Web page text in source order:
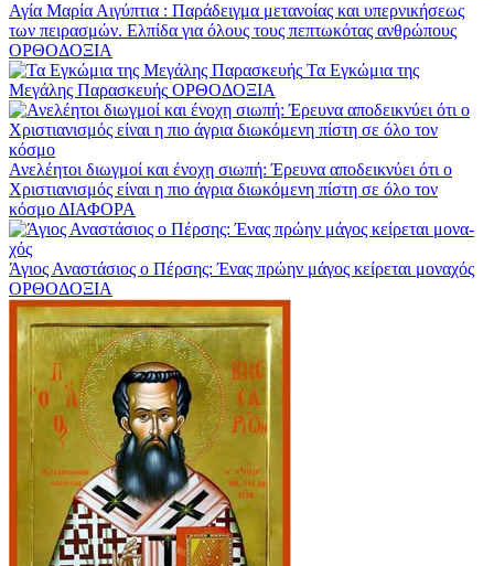
Αγία Μαρία Αιγύπτια : Παράδειγμα μετανοίας και υπερνικήσεως
των πειρασμών. Ελπίδα για όλους τους πεπτωκότας ανθρώπους
ΟΡΘΟΔΟΞΙΑ
Τα Εγκώμια της
Μεγάλης Παρασκευής ΟΡΘΟΔΟΞΙΑ
Ανελέητοι διωγμοί και ένοχη σιωπή: Έρευνα αποδεικνύει ότι ο
Χριστιανισμός είναι η πιο άγρια διωκόμενη πίστη σε όλο τον
κόσμο ΔΙΑΦΟΡΑ
Άγιος Αναστάσιος ο Πέρσης: Έ­νας πρώ­ην μά­γος κεί­ρε­ται μο­να­χός
ΟΡΘΟΔΟΞΙΑ